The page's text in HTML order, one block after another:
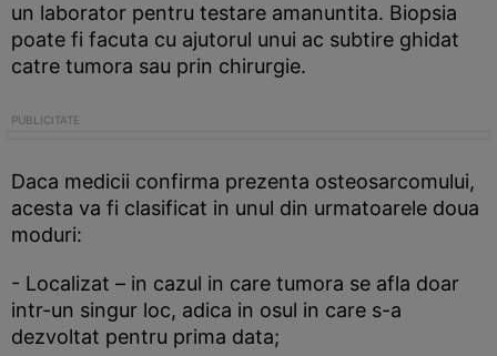
un laborator pentru testare amanuntita. Biopsia
poate fi facuta cu ajutorul unui ac subtire ghidat
catre tumora sau prin chirurgie.
Daca medicii confirma prezenta osteosarcomului,
acesta va fi clasificat in unul din urmatoarele doua
moduri:
- Localizat – in cazul in care tumora se afla doar
intr-un singur loc, adica in osul in care s-a
dezvoltat pentru prima data;